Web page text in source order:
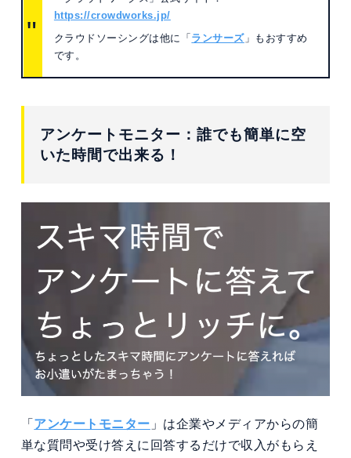
https://crowdworks.jp/
クラウドソーシングは他に「 ランサーズ」もおすすめ
です。
アンケートモニター：誰でも簡単に空
いた時間で出来る！
「 アンケートモニター 」は企業やメディアからの簡
単な質問や受け答えに回答するだけで収入がもらえ